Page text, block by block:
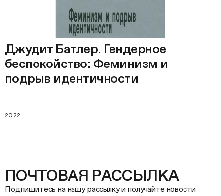
Джудит Батлер. Гендерное
беспокойство: Феминизм и
подрыв идентичности
2022
ПОЧТОВАЯ РАССЫЛКА
Подпишитесь на нашу рассылку и получайте новости